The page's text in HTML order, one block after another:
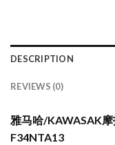
DESCRIPTION
REVIEWS (0)
雅马哈/KAWASAK
F34NTA13